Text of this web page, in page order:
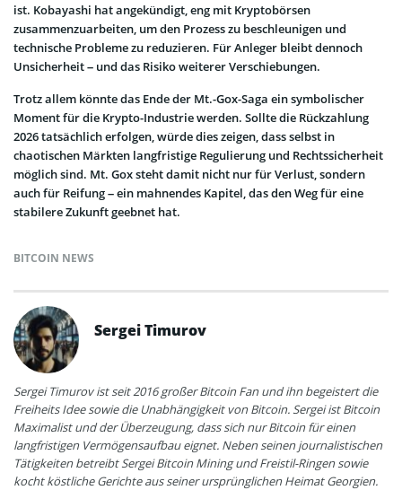
ist. Kobayashi hat angekündigt, eng mit Kryptobörsen
zusammenzuarbeiten, um den Prozess zu beschleunigen und
technische Probleme zu reduzieren. Für Anleger bleibt dennoch
Unsicherheit – und das Risiko weiterer Verschiebungen.
Trotz allem könnte das Ende der Mt.-Gox-Saga ein symbolischer
Moment für die Krypto-Industrie werden. Sollte die Rückzahlung
2026 tatsächlich erfolgen, würde dies zeigen, dass selbst in
chaotischen Märkten langfristige Regulierung und Rechtssicherheit
möglich sind. Mt. Gox steht damit nicht nur für Verlust, sondern
auch für Reifung – ein mahnendes Kapitel, das den Weg für eine
stabilere Zukunft geebnet hat.
BITCOIN NEWS
Sergei Timurov
Sergei Timurov ist seit 2016 großer Bitcoin Fan und ihn begeistert die
Freiheits Idee sowie die Unabhängigkeit von Bitcoin. Sergei ist Bitcoin
Maximalist und der Überzeugung, dass sich nur Bitcoin für einen
langfristigen Vermögensaufbau eignet. Neben seinen journalistischen
Tätigkeiten betreibt Sergei Bitcoin Mining und Freistil-Ringen sowie
kocht köstliche Gerichte aus seiner ursprünglichen Heimat Georgien.